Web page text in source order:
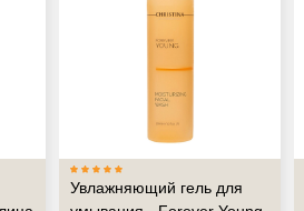
Увлажняющий гель для